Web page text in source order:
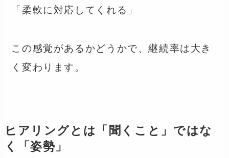
「柔軟に対応してくれる」
この感覚があるかどうかで、継続率は大き
く変わります。
ヒアリングとは「聞くこと」ではな
く「姿勢」